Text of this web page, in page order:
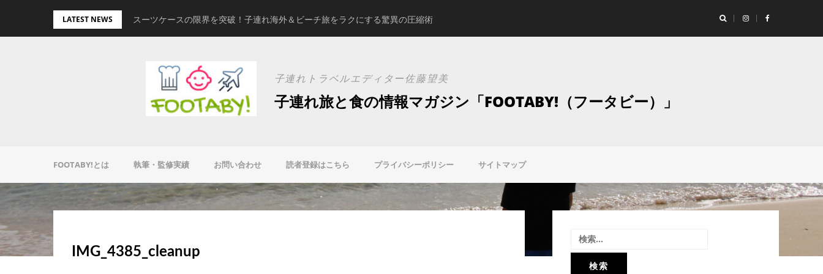
LATEST NEWS
ャリーオンバッグ スーツケースの限界を突破！子連れ海外＆ビーチ旅をラクにする驚異の圧縮術 スタジオアリスの新ブランド「Studio Moaly（スタジオ モアリー）」撮影レポート！
子連れトラベルエディター佐藤望美
子連れ旅と食の情報マガジン「FOOTABY!（フータビー）」
FOOTABY!とは 執筆・監修実績 お問い合わせ 読者登録はこちら プライバシーポリシー サイトマップ
IMG_4385_cleanup
索: